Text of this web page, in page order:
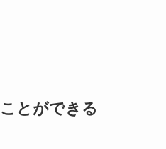
とができる